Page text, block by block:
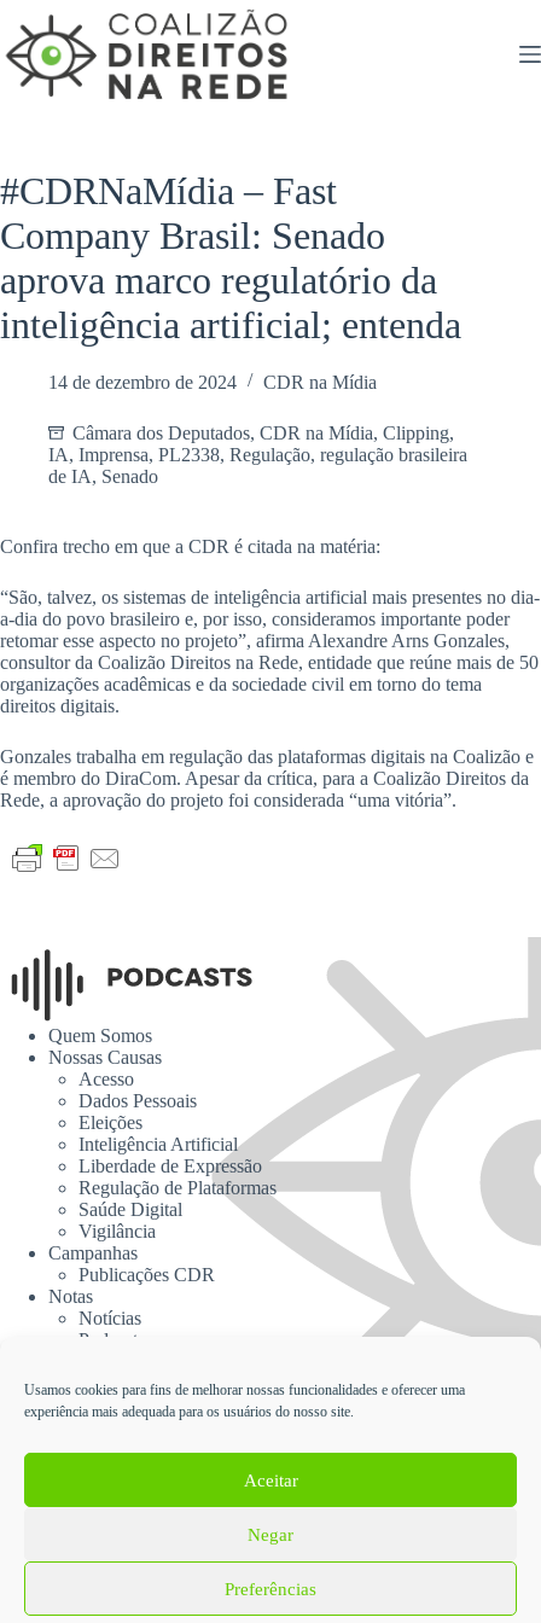
Usamos cookies para fins de melhorar nossas funcionalidades e oferecer uma
experiência mais adequada para os usuários do nosso site.
Aceitar
Negar
Preferências
para
o
conteúdo
#CDRNaMídia – Fast
Company Brasil: Senado
aprova marco regulatório da
inteligência artificial; entenda
14 de dezembro de 2024 CDR na Mídia
Câmara dos Deputados, CDR na Mídia, Clipping,
IA, Imprensa, PL2338, Regulação, regulação brasileira
de IA, Senado
Confira trecho em que a CDR é citada na matéria:
“São, talvez, os sistemas de inteligência artificial mais presentes no dia-
a-dia do povo brasileiro e, por isso, consideramos importante poder
retomar esse aspecto no projeto”, afirma Alexandre Arns Gonzales,
consultor da Coalizão Direitos na Rede, entidade que reúne mais de 50
organizações acadêmicas e da sociedade civil em torno do tema
direitos digitais.
Gonzales trabalha em regulação das plataformas digitais na Coalizão e
é membro do DiraCom. Apesar da crítica, para a Coalizão Direitos da
Rede, a aprovação do projeto foi considerada “uma vitória”.
Quem Somos
Nossas Causas
Acesso
Dados Pessoais
Eleições
Inteligência Artificial
Liberdade de Expressão
Regulação de Plataformas
Saúde Digital
Vigilância
Campanhas
Publicações CDR
Notas
Notícias
Podcasts
Contato
Cadastrar no Informativo da CDR
Política de Proteção de Dados Pessoais e Privacidade da
Coalizão Direitos na Rede